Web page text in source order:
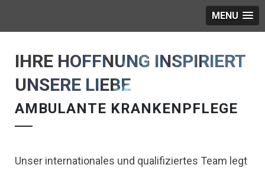
MENU
IHRE HOFFNUNG INSPIRIERT
UNSERE LIEBE
AMBULANTE KRANKENPFLEGE
Unser internationales und qualifiziertes Team legt